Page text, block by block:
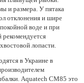
и размера. У пятака
отклонения и шире
воде и при
лопасти.
в Украине в
Aquatech СМ85 это